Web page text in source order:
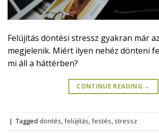
Felújítás döntési stressz gyakran már
megjelenik. Miért ilyen nehéz dönteni
mi áll a háttérben?
CONTINUE READING →
| Tagged döntés,felújítás,festés, stressz